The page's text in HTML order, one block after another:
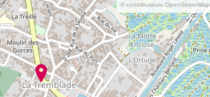
© contributeurs OpenStreetMap